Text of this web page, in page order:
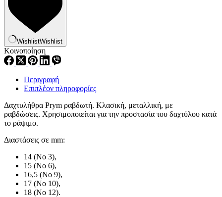
WishlistWishlist
Κοινοποίηση
Περιγραφή
Επιπλέον πληροφορίες
Δαχτυλήθρα Prym ραβδωτή. Κλασική, μεταλλική, με
ραβδώσεις. Χρησιμοποιείται για την προστασία του δαχτύλου κατά
το ράψιμο.
Διαστάσεις σε mm:
14 (Νο 3),
15 (Νο 6),
16,5 (Νο 9),
17 (Νο 10),
18 (Νο 12).